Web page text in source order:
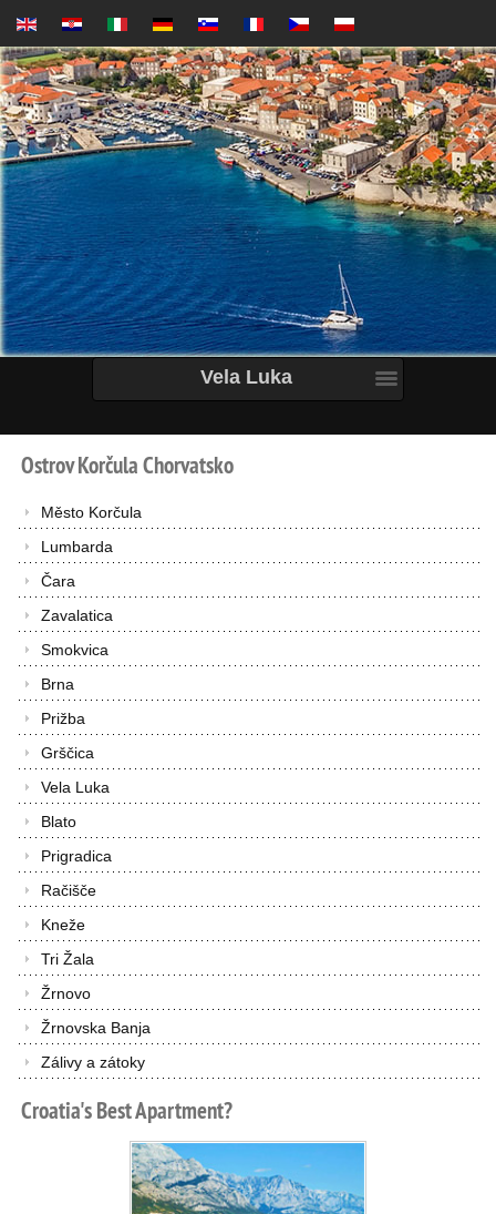
Vela Luka
OstrovKorčulaChorvatsko
Město Korčula
Lumbarda
Čara
Zavalatica
Smokvica
Brna
Prižba
Grščica
Vela Luka
Blato
Prigradica
Račišče
Kneže
Tri Žala
Žrnovo
Žrnovska Banja
Zálivy a zátoky
Croatia'sBestApartment?